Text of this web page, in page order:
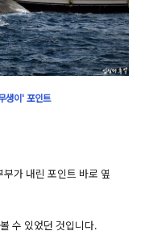
생이' 포인트
가 내린 포인트 바로 옆
수 있었던 것입니다.